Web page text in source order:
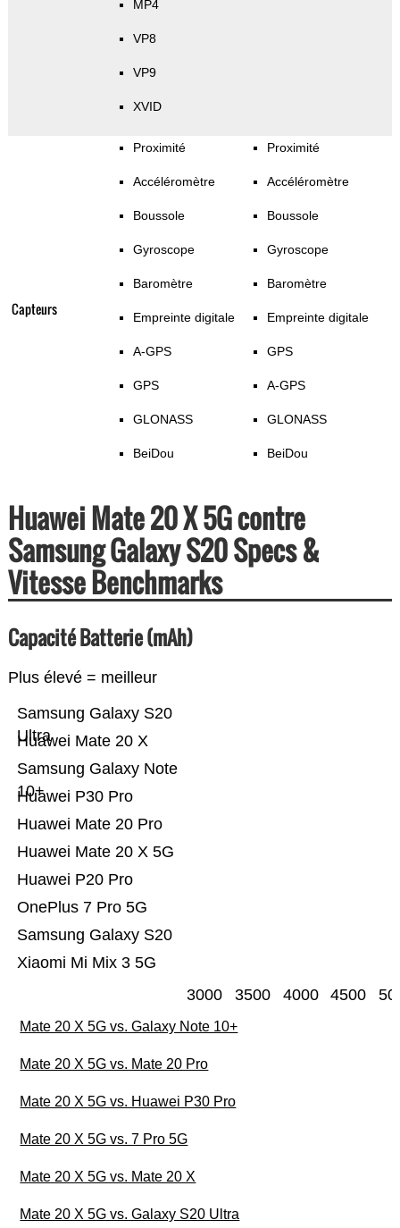
MP4
VP8
VP9
XVID
Capteurs
Proximité
Accéléromètre
Boussole
Gyroscope
Baromètre
Empreinte digitale
A-GPS
GPS
GLONASS
BeiDou
Proximité
Accéléromètre
Boussole
Gyroscope
Baromètre
Empreinte digitale
GPS
A-GPS
GLONASS
BeiDou
Huawei Mate 20 X 5G contre
Samsung Galaxy S20 Specs &
Vitesse Benchmarks
Capacité Batterie (mAh)
Plus élevé = meilleur
Xiaomi Mi Mix 3 5G
Samsung Galaxy S20
OnePlus 7 Pro 5G
Huawei P20 Pro
Huawei Mate 20 X 5G
Huawei Mate 20 Pro
Huawei P30 Pro
Samsung Galaxy Note
10+
Huawei Mate 20 X
Samsung Galaxy S20
Ultra
3000 3500 4000 4500
Mate 20 X 5G vs. Galaxy Note 10+
Mate 20 X 5G vs. Mate 20 Pro
Mate 20 X 5G vs. Huawei P30 Pro
Mate 20 X 5G vs. 7 Pro 5G
Mate 20 X 5G vs. Mate 20 X
Mate 20 X 5G vs. Galaxy S20 Ultra